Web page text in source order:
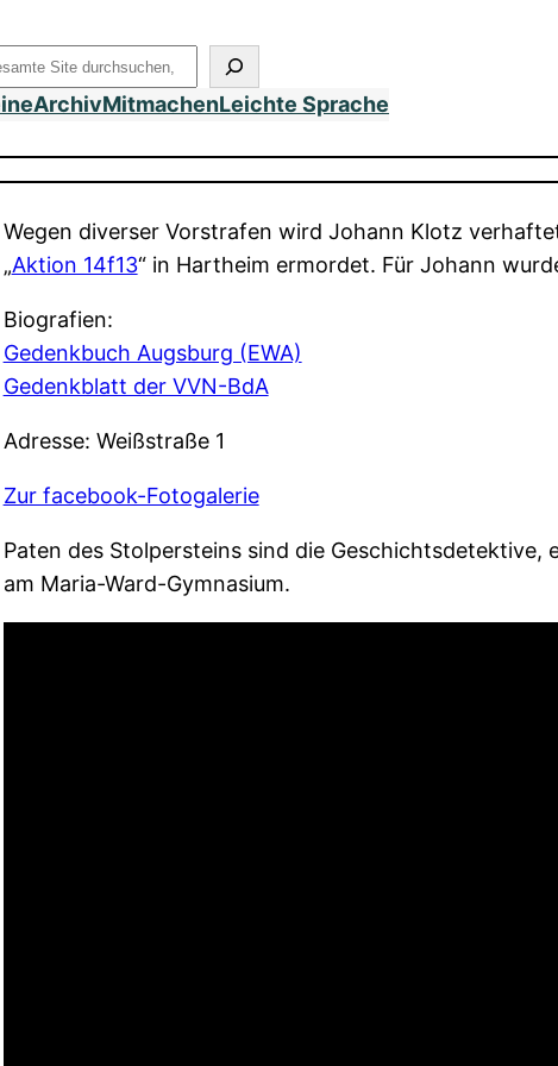
ArchivMitmachenLeichte Sprache
Wegen diverser Vorstrafen wird Johann Klotz
„Aktion 14f13“ in Hartheim ermordet. Für Johann
Biografien:
Gedenkbuch Augsburg (EWA)
Gedenkblatt der VVN-BdA
Adresse: Weißstraße 1
Zur facebook-Fotogalerie
Paten des Stolpersteins sind die Geschichtsdetektive,
am Maria-Ward-Gymnasium.